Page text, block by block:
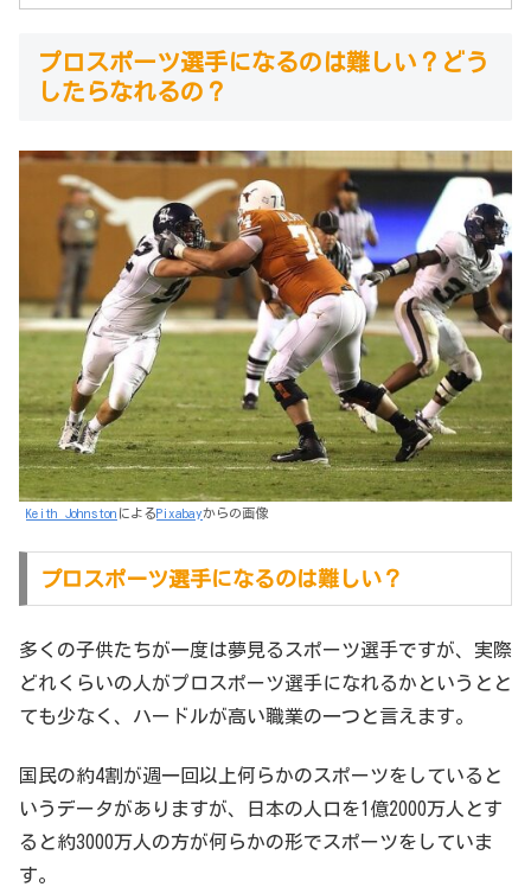
プロスポーツ選手になるのは難しい？どう
したらなれるの？
Keith Johnston によるPixabayからの画像
プロスポーツ選手になるのは難しい？
多くの子供たちが一度は夢見るスポーツ選手ですが、実際
どれくらいの人がプロスポーツ選手になれるかというとと
ても少なく、ハードルが高い職業の一つと言えます。
国民の約4割が週一回以上何らかのスポーツをしていると
いうデータがありますが、日本の人口を1億2000万人とす
ると約3000万人の方が何らかの形でスポーツをしていま
す。